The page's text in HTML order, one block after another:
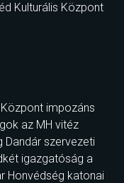
Kulturális Központ
impozáns
az MH vitéz
Dandár szervezeti
igazgatóság a
Honvédség katonai